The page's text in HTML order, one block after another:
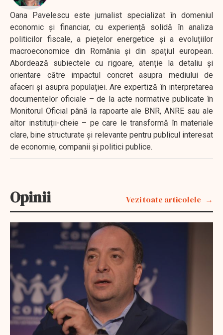
Oana Pavelescu este jurnalist specializat în domeniul
economic și financiar, cu experiență solidă în analiza
politicilor fiscale, a piețelor energetice și a evoluțiilor
macroeconomice din România și din spațiul european.
Abordează subiectele cu rigoare, atenție la detaliu și
orientare către impactul concret asupra mediului de
afaceri și asupra populației. Are expertiză în interpretarea
documentelor oficiale – de la acte normative publicate în
Monitorul Oficial până la rapoarte ale BNR, ANRE sau ale
altor instituții-cheie – pe care le transformă în materiale
clare, bine structurate și relevante pentru publicul interesat
de economie, companii și politici publice.
Opinii Vezi toate articolele